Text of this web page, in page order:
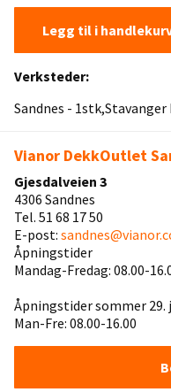
Legg til i
Verksteder:
Sandnes - 1stk Stavanger
Vianor DekkOutlet
Gjesdalveien 3
4306 Sandnes
Tel. 51 68 17 50
E-post:
Åpningstider
Mandag-Fredag: 08.00-
Åpningstider sommer 29.
Man-Fre: 08.00-16.00